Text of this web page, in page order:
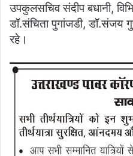
उपकुलसचिव संदीप बधानी,
डॉ.संचिता पुगांजडी, डॉ.संजय
रहे।